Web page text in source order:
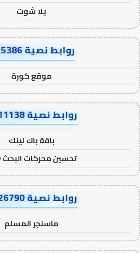
يلا شوت
روابط نصية AA5386
موقع كورة
روابط نصية AA11138
باقة باك لينك
تحسين محركات البحث SEO
روابط نصية AA26790
ماسنجر المسلم